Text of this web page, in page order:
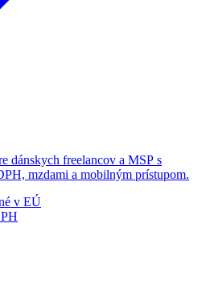
dánskych freelancov a MSP s
mzdami a mobilným prístupom.
v EÚ